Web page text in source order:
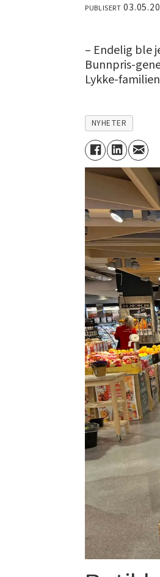
PUBLISERT
– Endelig ble
Bunnpris-
Lykke-
NYHETER